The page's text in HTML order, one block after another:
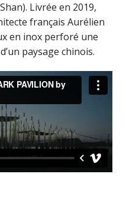
Livrée en 2019,
français Aurélien
en inox perforé une
paysage chinois.